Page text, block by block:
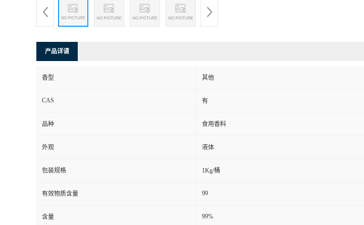
产品详请
香型 其他
CAS 有
品种 食用香料
外观 液体
包装规格 1Kg/桶
有效物质含量 99
含量 99%